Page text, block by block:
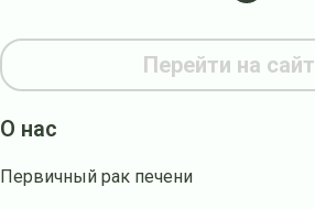
Перейти на сайт
О нас
Первичный рак печени